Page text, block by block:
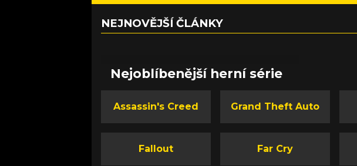
NEJNOVĚJŠÍ ČLÁNKY
Nejoblíbenější herní série
Assassin's Creed Grand Theft Auto
Fallout Far Cry